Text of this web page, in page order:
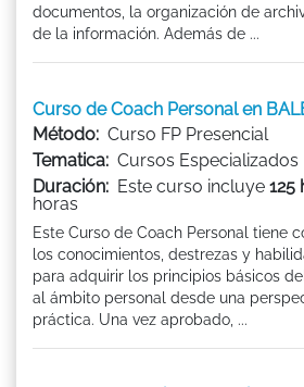
documentos, la organización de
de la información. Además de ...
Curso de Coach Personal en
Método: Curso FP Presencial
Tematica: Cursos Especializados
Duración: Este curso incluye 125
horas
Este Curso de Coach Personal tiene
los conocimientos, destrezas y
para adquirir los principios básicos
al ámbito personal desde una
práctica. Una vez aprobado, ...